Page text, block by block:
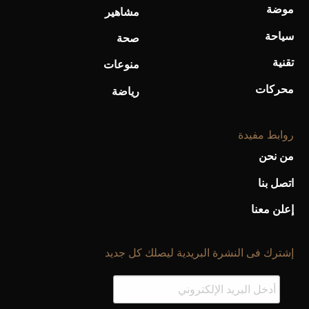
موضة
سياحة
تقنية
محركات
مشاهير
صحة
منوعات
رياضة
روابط مفيدة
من نحن
اتصل بنا
إعلن معنا
إشترك فى النشرة البريدية ليصلك كل جديد